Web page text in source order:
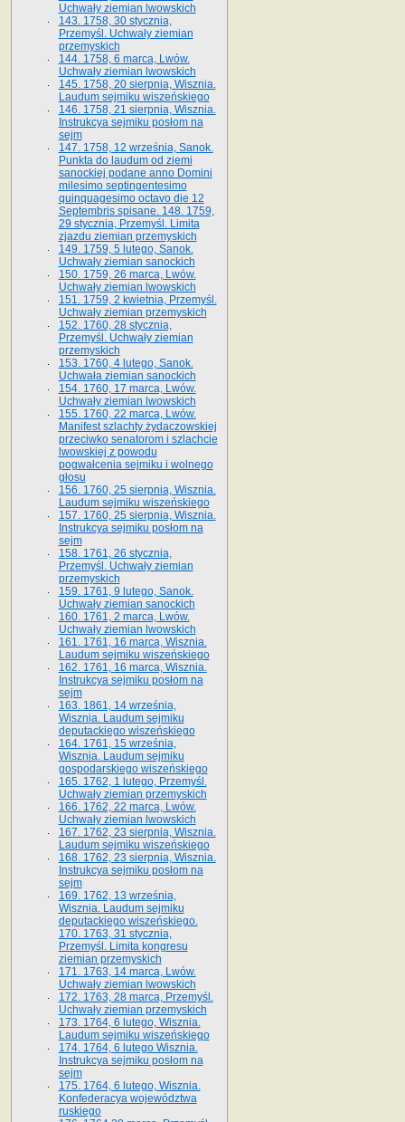
Uchwały ziemian lwowskich
143. 1758, 30 stycznia,
Przemyśl. Uchwały ziemian
przemyskich
144. 1758, 6 marca, Lwów.
Uchwały ziemian lwowskich
145. 1758, 20 sierpnia, Wisznia.
Laudum sejmiku wiszeńskiego
146. 1758, 21 sierpnia, Wisznia.
Instrukcya sejmiku posłom na
sejm
147. 1758, 12 września, Sanok.
Punkta do laudum od ziemi
sanockiej podane anno Domini
milesimo septingentesimo
quinquagesimo octavo die 12
Septembris spisane. 148. 1759,
29 stycznia, Przemyśl. Limita
zjazdu ziemian przemyskich
149. 1759, 5 lutego, Sanok.
Uchwały ziemian sanockich
150. 1759, 26 marca, Lwów.
Uchwały ziemian lwowskich
151. 1759, 2 kwietnia, Przemyśl.
Uchwały ziemian przemyskich
152. 1760, 28 stycznia,
Przemyśl. Uchwały ziemian
przemyskich
153. 1760, 4 lutego, Sanok.
Uchwała ziemian sanockich
154. 1760, 17 marca, Lwów.
Uchwały ziemian lwowskich
155. 1760, 22 marca, Lwów.
Manifest szlachty żydaczowskiej
przeciwko senatorom i szlachcie
lwowskiej z po­wodu
pogwałcenia sejmiku i wolnego
głosu
156. 1760, 25 sierpnia, Wisznia.
Laudum sejmiku wiszeńskiego
157. 1760, 25 sierpnia, Wisznia.
Instrukcya sejmiku posłom na
sejm
158. 1761, 26 stycznia,
Przemyśl. Uchwały ziemian
przemyskich
159. 1761, 9 lutego, Sanok.
Uchwały ziemian sanockich
160. 1761, 2 marca, Lwów.
Uchwały ziemian lwowskich
161. 1761, 16 marca, Wisznia.
Laudum sejmiku wiszeńskiego
162. 1761, 16 marca, Wisznia.
Instrukcya sejmiku posłom na
sejm
163. 1861, 14 września,
Wisznia. Laudum sejmiku
deputackiego wiszeńskiego
164. 1761, 15 września,
Wisznia. Laudum sejmiku
gospodarskiego wiszeńskiego
165. 1762, 1 lutego, Przemyśl.
Uchwały ziemian przemyskich
166. 1762, 22 marca, Lwów.
Uchwały ziemian lwowskich
167. 1762, 23 sierpnia, Wisznia.
Laudum sejmiku wiszeńskiego
168. 1762, 23 sierpnia, Wisznia.
Instrukcya sejmiku posłom na
sejm
169. 1762, 13 września,
Wisznia. Laudum sejmiku
deputackiego wiszeńskiego.
170. 1763, 31 stycznia,
Przemyśl. Limita kongresu
ziemian przemyskich
171. 1763, 14 marca, Lwów.
Uchwały ziemian lwowskich
172. 1763, 28 marca, Przemyśl.
Uchwały ziemian przemyskich
173. 1764, 6 lutego, Wisznia.
Laudum sejmiku wiszeńskiego
174. 1764, 6 lutego Wisznia.
Instrukcya sejmiku posłom na
sejm
175. 1764, 6 lutego, Wisznia.
Konfederacya województwa
ruskiego